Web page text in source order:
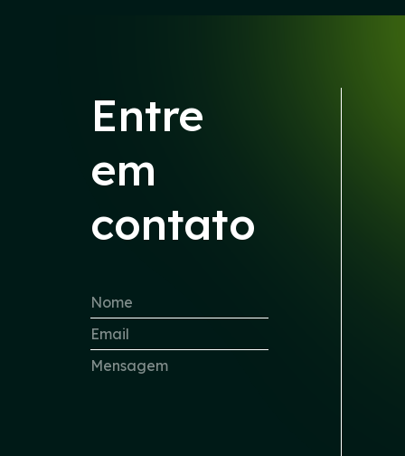
Entre
em
contato